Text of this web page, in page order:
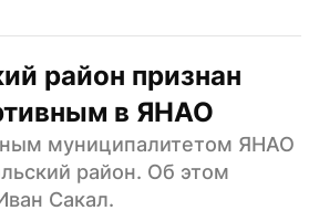
район признан
в ЯНАО
муниципалитетом ЯНАО
район. Об этом
Сакал.